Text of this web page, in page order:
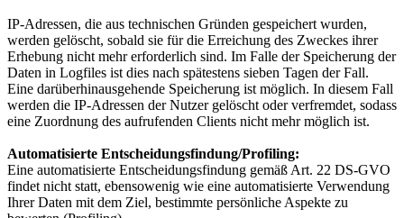
IP-Adressen, die aus technischen Gründen gespeichert wurden,
werden gelöscht, sobald sie für die Erreichung des Zweckes ihrer
Erhebung nicht mehr erforderlich sind. Im Falle der Speicherung der
Daten in Logfiles ist dies nach spätestens sieben Tagen der Fall.
Eine darüberhinausgehende Speicherung ist möglich. In diesem Fall
werden die IP-Adressen der Nutzer gelöscht oder verfremdet, sodass
eine Zuordnung des aufrufenden Clients nicht mehr möglich ist.
Automatisierte Entscheidungsfindung/Profiling:
Eine automatisierte Entscheidungsfindung gemäß Art. 22 DS-GVO
findet nicht statt, ebensowenig wie eine automatisierte Verwendung
Ihrer Daten mit dem Ziel, bestimmte persönliche Aspekte zu